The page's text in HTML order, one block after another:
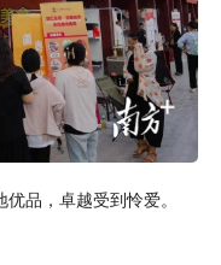
品，卓越受到怜爱。